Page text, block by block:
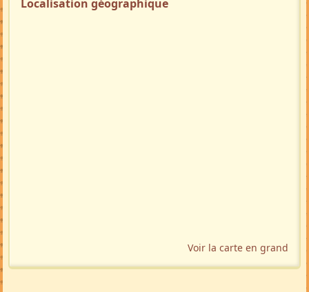
Localisation géographique
Voir la carte en grand